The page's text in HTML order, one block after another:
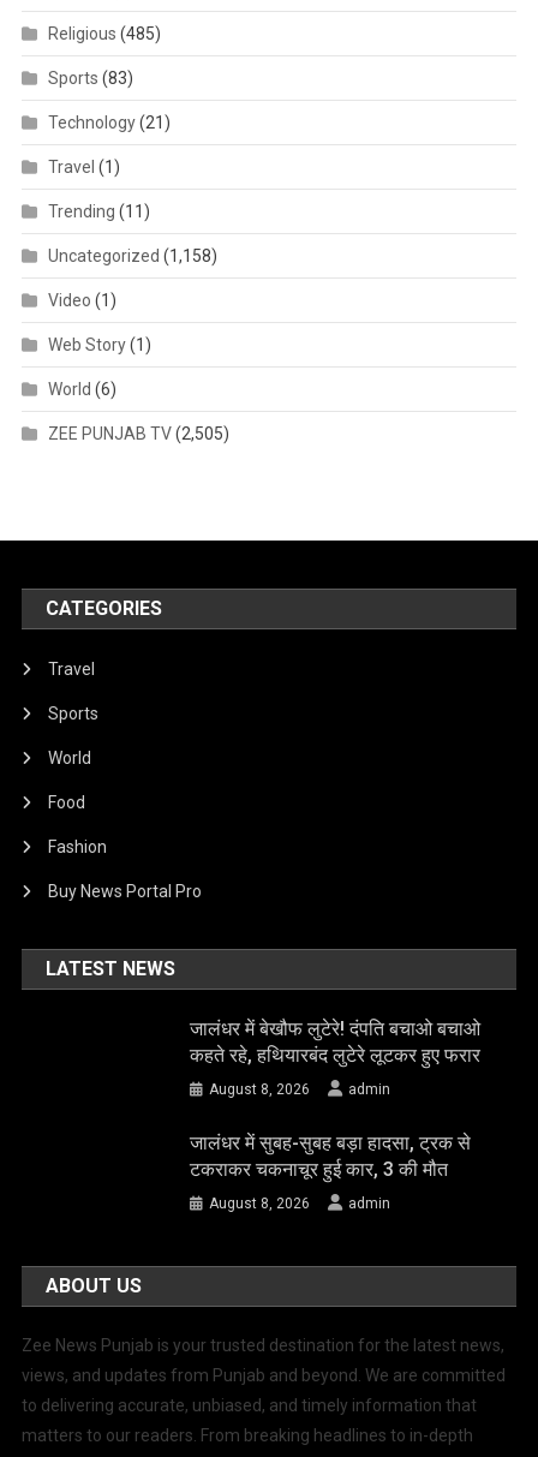
Religious (485)
Sports (83)
Technology(21)
Travel (1)
Trending (11)
Uncategorized (1,158)
Video (1)
Web Story(1)
World (6)
ZEE PUNJAB TV(2,505)
CATEGORIES
Travel
Sports
World
Food
Fashion
Buy News Portal Pro
LATEST NEWS
जालंधर में बेखौफ लुटेरे! दंपति बचाओ बचाओ
कहते रहे, हथियारबंद लुटेरे लूटकर हुए फरार
August 8, 2026 admin
जालंधर में सुबह-सुबह बड़ा हादसा, ट्रक से
टकराकर चकनाचूर हुई कार, 3 की मौत
August 8, 2026 admin
ABOUT US
Zee News Punjab is your trusted destination for the latest news,
views, and updates from Punjab and beyond. We are committed
to delivering accurate, unbiased, and timely information that
matters to our readers. From breaking headlines to in-depth